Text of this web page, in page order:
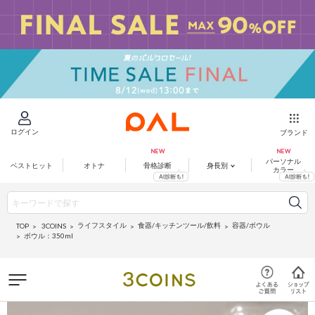
ログイン ブランド
ベストヒット オトナ 骨格診断 身長別
パーソナル
カラー
TOP 3COINS ライフスタイル 食器/キッチンツール/飲料
容器/ボウル
ボウル：350ml